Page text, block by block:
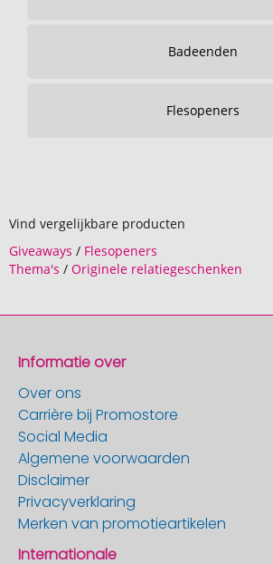
Badeenden
Flesopeners
Vind vergelijkbare producten
Giveaways / Flesopeners
Thema's / Originele relatiegeschenken
Informatie over
Over ons
Carrière bij Promostore
Social Media
Algemene voorwaarden
Disclaimer
Privacyverklaring
Merken van promotieartikelen
Internationale